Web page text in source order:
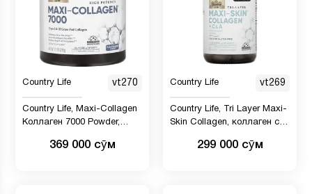
Country Life vt270
Country Life, Maxi-Collagen
Коллаген 7000 Powder,
369 000 сӯм
Country Life vt269
Country Life, Tri Layer Maxi-
Skin Collagen, коллаген с
таблеток299 000 сӯм